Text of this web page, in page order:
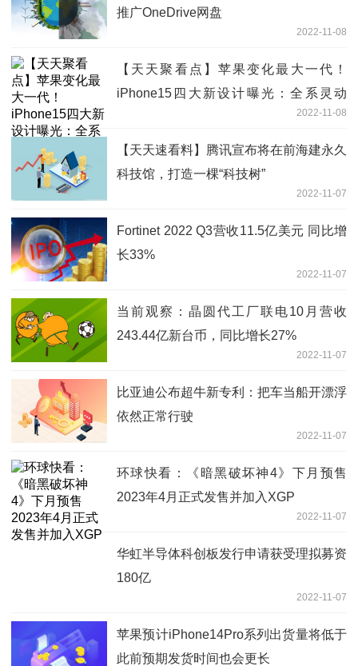
推广OneDrive网盘
2022-11-08
【天天聚看点】苹果变化最大一代！
iPhone15四大新设计曝光：全系灵动
2022-11-08
【天天速看料】腾讯宣布将在前海建永久
科技馆，打造一棵“科技树”
2022-11-07
Fortinet 2022 Q3营收11.5亿美元 同比增
长33%
2022-11-07
当前观察：晶圆代工厂联电10月营收
243.44亿新台币，同比增长27%
2022-11-07
比亚迪公布超牛新专利：把车当船开漂浮
依然正常行驶
2022-11-07
环球快看：《暗黑破坏神4》下月预售
2023年4月正式发售并加入XGP
2022-11-07
华虹半导体科创板发行申请获受理拟募资
180亿
2022-11-07
苹果预计iPhone14Pro系列出货量将低于
此前预期发货时间也会更长